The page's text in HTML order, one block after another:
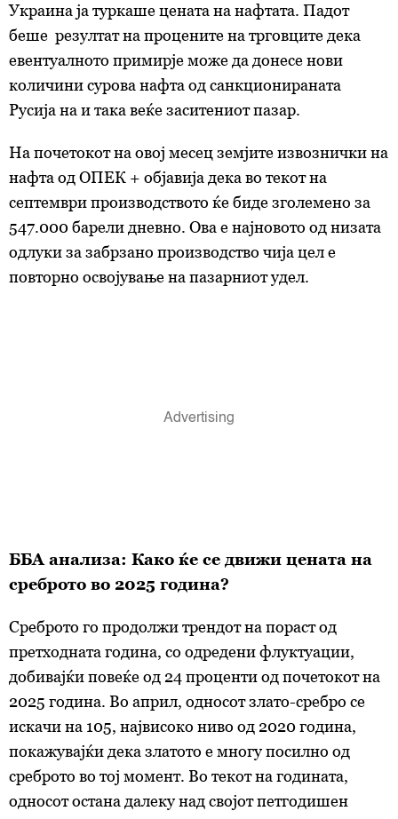
Украина ја туркаше цената на нафтата. Падот
беше резултат на процените на трговците дека
евентуалното примирје може да донесе нови
количини сурова нафта од санкционираната
Русија на и така веќе заситениот пазар.
На почетокот на овој месец земјите извознички на
нафта од ОПЕК + објавија дека во текот на
септември производството ќе биде зголемено за
547.000 барели дневно. Ова е најновото од низата
одлуки за забрзано производство чија цел е
повторно освојување на пазарниот удел.
ББА анализа: Како ќе се движи цената на
среброто во 2025 година?
Среброто го продолжи трендот на пораст од
претходната година, со одредени флуктуации,
добивајќи повеќе од 24 проценти од почетокот на
2025 година. Во април, односот злато-сребро се
искачи на 105, највисоко ниво од 2020 година,
покажувајќи дека златото е многу посилно од
среброто во тој момент. Во текот на годината,
односот остана далеку над својот петгодишен